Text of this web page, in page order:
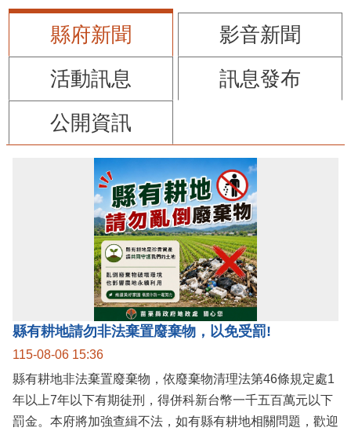
縣府新聞
影音新聞
活動訊息
訊息發布
公開資訊
縣有耕地請勿非法棄置廢棄物，以免受罰!
115-08-06 15:36
縣有耕地非法棄置廢棄物，依廢棄物清理法第46條規定處1
年以上7年以下有期徒刑，得併科新台幣一千五百萬元以下
罰金。本府將加強查緝不法，如有縣有耕地相關問題，歡迎